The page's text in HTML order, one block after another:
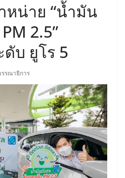
หน่าย “น้ำมัน
2.5”
บ ยูโร 5
รรณาธิการ